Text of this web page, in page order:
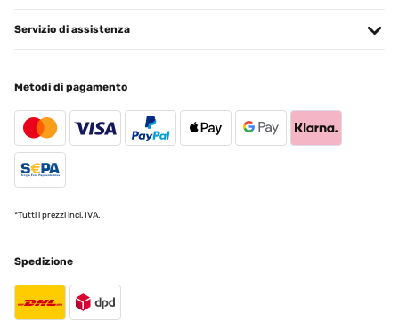
Servizio di assistenza
Metodi di pagamento
*Tutti i prezzi incl. IVA.
Spedizione